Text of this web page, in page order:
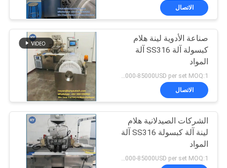
الاتصال
صناعة الأدوية لينة هلام
كبسولة آلة SS316 آلة
المواد
الاتصال
الشركات الصيدلانية هلام
لينة آلة كبسولة SS316 آلة
المواد